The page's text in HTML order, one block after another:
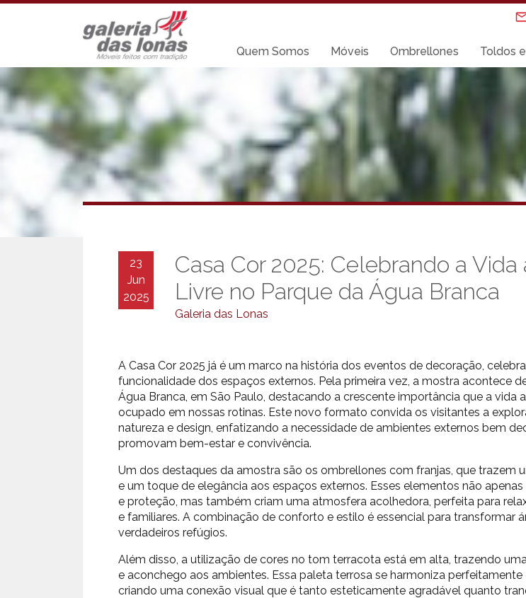
Quem Somos Móveis Ombrellones Toldos
23
Jun
2025
Casa Cor 2025: Celebrando a Vida
Livre no Parque da Água Branca
Galeria das Lonas
A Casa Cor 2025 já é um marco na história dos eventos de decoração,
funcionalidade dos espaços externos. Pela primeira vez, a mostra acontece
Água Branca, em São Paulo, destacando a crescente importância que a vida
ocupado em nossas rotinas. Este novo formato convida os visitantes a
natureza e design, enfatizando a necessidade de ambientes externos bem
promovam bem-estar e convivência.
Um dos destaques da amostra são os ombrellones com franjas, que trazem
e um toque de elegância aos espaços externos. Esses elementos não
e proteção, mas também criam uma atmosfera acolhedora, perfeita para
e familiares. A combinação de conforto e estilo é essencial para transformar
verdadeiros refúgios.
Além disso, a utilização de cores no tom terracota está em alta, trazendo
e aconchego aos ambientes. Essa paleta terrosa se harmoniza perfeitamente
criando uma conexão visual que é tanto esteticamente agradável quanto